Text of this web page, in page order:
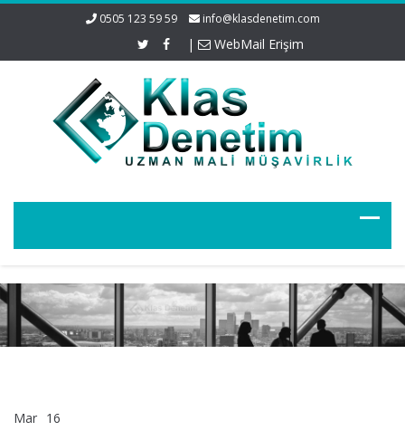
0505 123 59 59 info@klasdenetim.com
| WebMail Erişim
Mar 16